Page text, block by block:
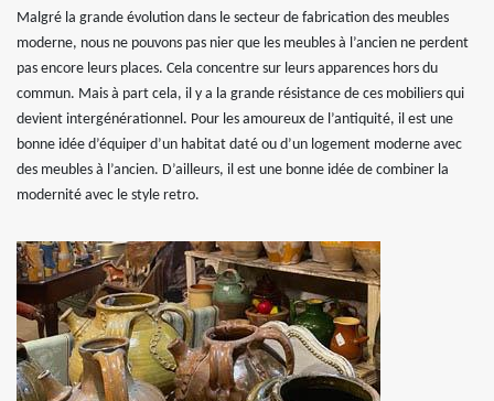
Malgré la grande évolution dans le secteur de fabrication des meubles
moderne, nous ne pouvons pas nier que les meubles à l’ancien ne perdent
pas encore leurs places. Cela concentre sur leurs apparences hors du
commun. Mais à part cela, il y a la grande résistance de ces mobiliers qui
devient intergénérationnel. Pour les amoureux de l’antiquité, il est une
bonne idée d’équiper d’un habitat daté ou d’un logement moderne avec
des meubles à l’ancien. D’ailleurs, il est une bonne idée de combiner la
modernité avec le style retro.